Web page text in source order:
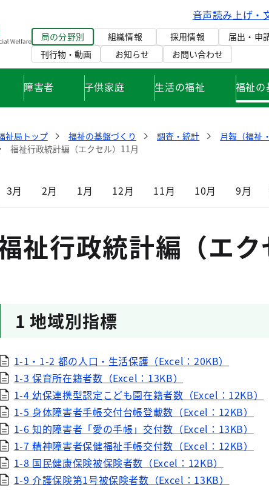
音声読み上げ・
局の分野別 組織情報 採用情報 届出・申
刊行物・動画
お知らせ お問い合わせ
障害者 子供家庭 生活の福祉 福祉の
祉局トップ 福祉の基盤づくり 調査・統計 月報（福祉
福祉行政統計編（エクセル）11月
3月 2月 1月 12月 11月 10月 9月
祉行政統計編（エ
1 地域別指標
1-1・1-2 都の人口・生活保護（Excel：20KB）
1-3 保育所在籍者数（Excel：13KB）
1-4 幼保連携型認定こども園在籍者数（Excel：12KB）
1-5 身体障害者手帳交付台帳登載数（Excel：12KB）
1-6 知的障害者「愛の手帳」交付数（Excel：13KB）
1-7 精神障害者保健福祉手帳交付数（Excel：12KB）
1-8 国民健康保険被保険者数（Excel：12KB）
1-9 介護保険第1号被保険者数（Excel：13KB）